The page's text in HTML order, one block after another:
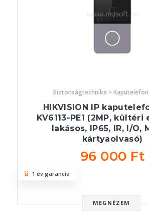
Biztonságtechnika >
HIKVISION IP
KV6113-PE1 (2MP, kültéri
lakásos, IP65, IR, I/O,
kártyaolvasó)
96 000 Ft
MEGNÉZEM
1 év garancia